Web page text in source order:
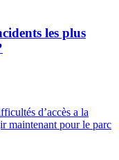
les plus
d’accès а la
maintenant pour le parc